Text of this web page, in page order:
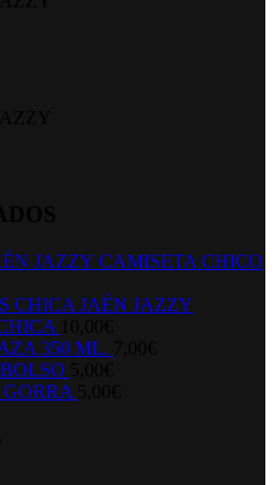
CAMISETA CHICO
350 ML.
BOLSO
GORRA